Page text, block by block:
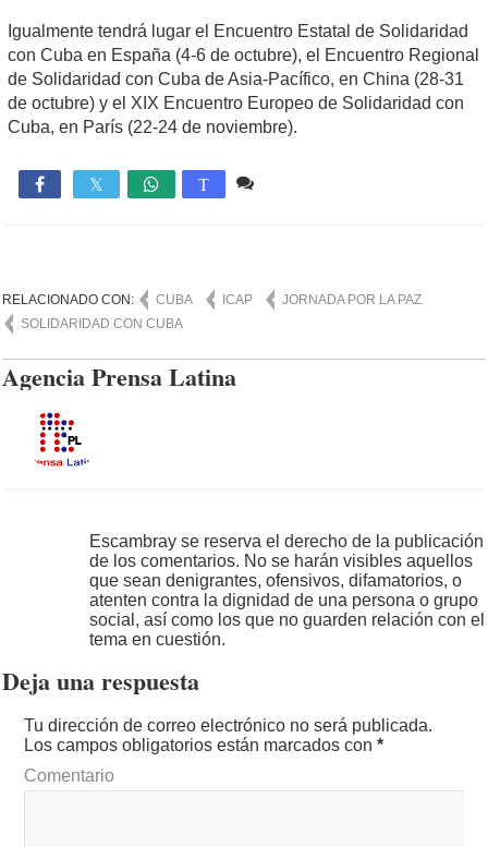
Igualmente tendrá lugar el Encuentro Estatal de Solidaridad
con Cuba en España (4-6 de octubre), el Encuentro Regional
de Solidaridad con Cuba de Asia-Pacífico, en China (28-31
de octubre) y el XIX Encuentro Europeo de Solidaridad con
Cuba, en París (22-24 de noviembre).
 T
RELACIONADO CON: CUBA ICAP
JORNADA POR LA PAZ
SOLIDARIDAD CON CUBA
Agencia Prensa Latina
Escambray se reserva el derecho de la publicación
de los comentarios. No se harán visibles aquellos
que sean denigrantes, ofensivos, difamatorios, o
atenten contra la dignidad de una persona o grupo
social, así como los que no guarden relación con el
tema en cuestión.
Deja una respuesta
Tu dirección de correo electrónico no será publicada.
Los campos obligatorios están marcados con*
Comentario